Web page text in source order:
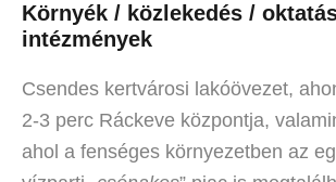
Környék / közlekedés /
intézmények
Csendes kertvárosi lakóövezet,
2-3 perc Ráckeve központja,
ahol a fenséges környezetben az